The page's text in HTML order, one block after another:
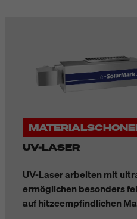
UV-LASER
UV-Laser arbeiten mit
ermöglichen besonders
auf hitzeempfindlichen